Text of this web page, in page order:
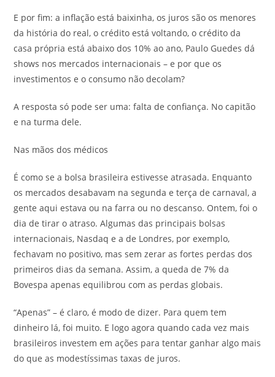
E por fim: a inflação está baixinha, os juros são os menores
da história do real, o crédito está voltando, o crédito da
casa própria está abaixo dos 10% ao ano, Paulo Guedes dá
shows nos mercados internacionais – e por que os
investimentos e o consumo não decolam?
A resposta só pode ser uma: falta de confiança. No capitão
e na turma dele.
Nas mãos dos médicos
É como se a bolsa brasileira estivesse atrasada. Enquanto
os mercados desabavam na segunda e terça de carnaval, a
gente aqui estava ou na farra ou no descanso. Ontem, foi o
dia de tirar o atraso. Algumas das principais bolsas
internacionais, Nasdaq e a de Londres, por exemplo,
fechavam no positivo, mas sem zerar as fortes perdas dos
primeiros dias da semana. Assim, a queda de 7% da
Bovespa apenas equilibrou com as perdas globais.
“Apenas” – é claro, é modo de dizer. Para quem tem
dinheiro lá, foi muito. E logo agora quando cada vez mais
brasileiros investem em ações para tentar ganhar algo mais
do que as modestíssimas taxas de juros.